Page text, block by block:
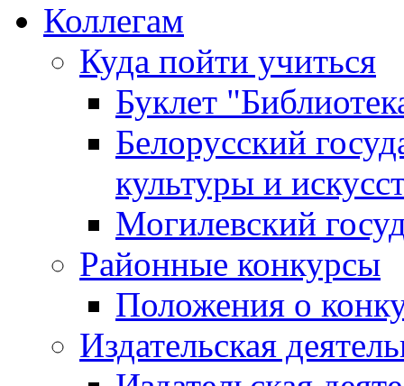
Коллегам
Куда пойти учиться
Буклет
Белорусский
культуры и
Могилевский
Районные конкурсы
Положения о
Издательская